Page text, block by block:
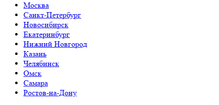
Москва
Санкт-Петербург
Новосибирск
Екатеринбург
Нижний Новгород
Казань
Челябинск
Омск
Самара
Ростов-на-Дону